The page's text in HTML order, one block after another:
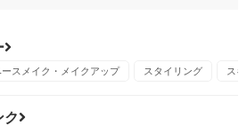
ースメイク・メイクアップ スタイリング ス
ク